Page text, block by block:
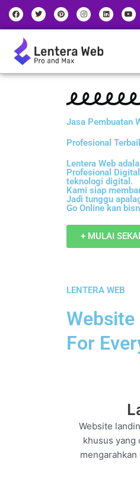
Skip
content
F
a
c
e
o
o
k
T
w
i
t
r
P
i
n
t
e
s
I
n
s
t
g
r
L
i
n
k
Y
o
u
t
Jasa Pembuatan
Profesional
Lentera Web
Profesional
teknologi digital.
Kami siap
Jadi tunggu
Go Online kan
+ MULAI
LENTERA WEB
Website
For
Website
khusus yang